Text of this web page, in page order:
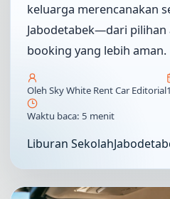
keluarga merencanakan
Jabodetabek—dari
booking yang lebih aman.
Oleh Sky White Rent Car Editorial
Waktu baca: 5 menit
Liburan Sekolah